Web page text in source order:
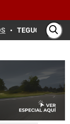
TEGUCIGALPA